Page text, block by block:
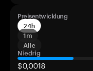
Preisentwicklung
24h
1m
Alle
Niedrig
$0,0018